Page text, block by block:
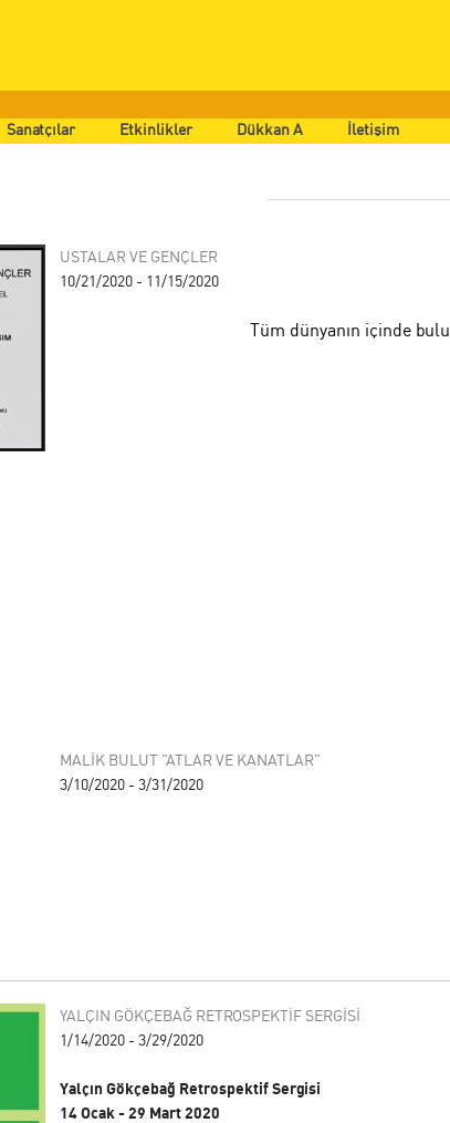
Sanatçılar Etkinlikler Dükkan A İletişim
USTALAR VE GENÇLER
10/21/2020 - 11/15/2020
Tüm dünyanın içinde bulu
MALİK BULUT "ATLAR VE KANATLAR"
3/10/2020 - 3/31/2020
YALÇIN GÖKÇEBAĞ RETROSPEKTİF SERGİSİ
1/14/2020 - 3/29/2020
Yalçın Gökçebağ Retrospektif Sergisi
14 Ocak - 29 Mart 2020